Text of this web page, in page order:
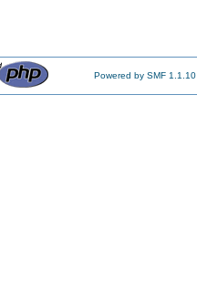
Powered by SMF 1.1.10